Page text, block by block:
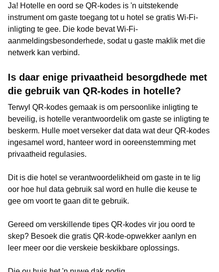
Ja! Hotelle en oord se QR-kodes is 'n uitstekende
instrument om gaste toegang tot u hotel se gratis Wi-Fi-
inligting te gee. Die kode bevat Wi-Fi-
aanmeldingsbesonderhede, sodat u gaste maklik met die
netwerk kan verbind.
Is daar enige privaatheid besorgdhede met
die gebruik van QR-kodes in hotelle?
Terwyl QR-kodes gemaak is om persoonlike inligting te
beveilig, is hotelle verantwoordelik om gaste se inligting te
beskerm. Hulle moet verseker dat data wat deur QR-kodes
ingesamel word, hanteer word in ooreenstemming met
privaatheid regulasies.
Dit is die hotel se verantwoordelikheid om gaste in te lig
oor hoe hul data gebruik sal word en hulle die keuse te
gee om voort te gaan dit te gebruik.
Gereed om verskillende tipes QR-kodes vir jou oord te
skep? Besoek die gratis QR-kode-opwekker aanlyn en
leer meer oor die verskeie beskikbare oplossings.